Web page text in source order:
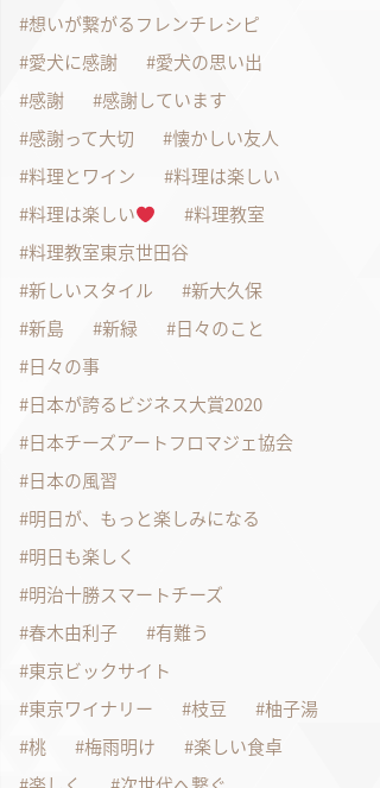
想いが繋がるフレンチレシピ
愛犬に感謝
愛犬の思い出
感謝
感謝しています
感謝って大切
懐かしい友人
料理とワイン
料理は楽しい
料理は楽しい
料理教室
料理教室東京世田谷
新しいスタイル
新大久保
新島
新緑
日々のこと
日々の事
日本が誇るビジネス大賞2020
日本チーズアートフロマジェ協会
日本の風習
明日が、もっと楽しみになる
明日も楽しく
明治十勝スマートチーズ
春木由利子
有難う
東京ビックサイト
東京ワイナリー
枝豆
柚子湯
桃
梅雨明け
楽しい食卓